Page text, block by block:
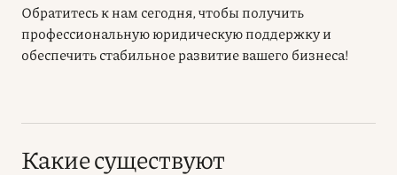
Обратитесь к нам сегодня, чтобы получить
профессиональную юридическую поддержку и
обеспечить стабильное развитие вашего бизнеса!
Какие существуют